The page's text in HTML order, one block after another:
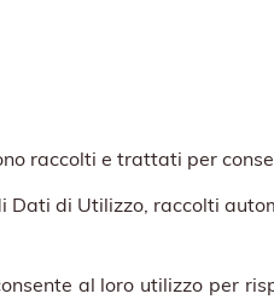
raccolti e trattati per
Dati di Utilizzo, raccolti
al loro utilizzo per